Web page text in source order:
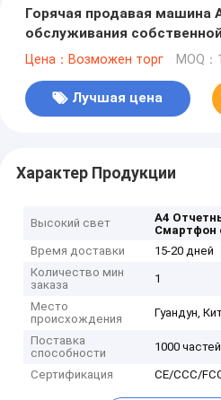
Горячая продавая машина
обслуживания
отчете о распределителя
касания
Цена：Возможен торг MOQ：1
Лучшая цена
Характер Продукции
Высокий свет А4
Смартфон
Время доставки
15-20 дней
Количество мин
заказа
1
Место
происхождения
Гуандун,
Поставка
способности
1000
Сертификация CE/CCC/